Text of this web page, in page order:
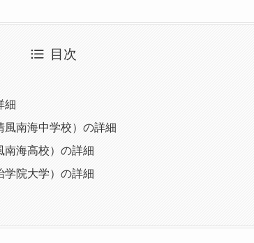
目次
細
風南海中学校）の詳細
南海高校）の詳細
学院大学）の詳細